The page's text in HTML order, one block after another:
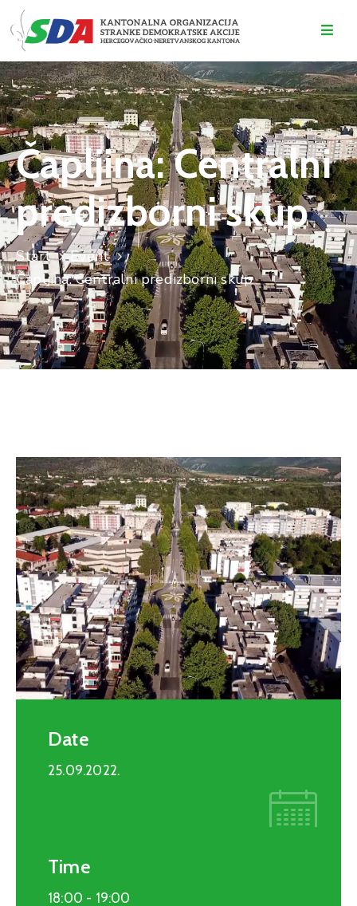
O
NAMA
DOGAĐAJI
VIJESTI
KONTAKT
Čapljina: Centralni
predizborni skup
Start
Event
Čapljina: Centralni predizborni skup
Date
25.09.2022.
Time
18:00 - 19:00